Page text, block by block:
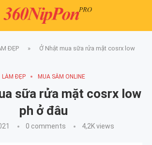
ĐẸP »
Ở Nhật mua sữa rửa mặt cosrx low
LÀM ĐẸP MUA SẮM ONLINE
sữa rửa mặt cosrx low
ph ở đâu
0 comments 4,2Kviews